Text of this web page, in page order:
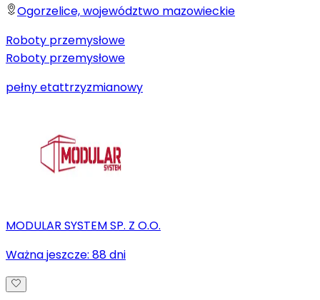
Ogorzelice, województwo mazowieckie
Roboty przemysłowe
Roboty przemysłowe
pełny etattrzyzmianowy
MODULAR SYSTEM SP. Z O.O.
Ważna jeszcze: 88dni